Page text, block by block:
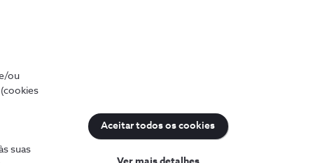
ou
suas
Aceitar todos os cookies